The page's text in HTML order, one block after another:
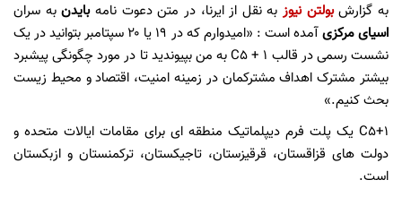
به گزارش بولتن نیوزبه نقل از ایرنا، در متن دعوت نامهبایدنبه سران
اسیای مرکزی
آمده است : «امیدوارم که در ۱۹ یا ۲۰ سپتامبر بتوانید در یک
نشست رسمی در قالب C۵ + ۱ به من بپیوندید تا در مورد چگونگی پیشبرد
بیشتر مشترک اهداف مشترکمان در زمینه امنیت، اقتصاد و محیط زیست
بحث کنیم.»
C۵+۱ یک پلت فرم دیپلماتیک منطقه ای برای مقامات ایالات متحده و
دولت های قزاقستان، قرقیزستان، تاجیکستان، ترکمنستان و ازبکستان
است.